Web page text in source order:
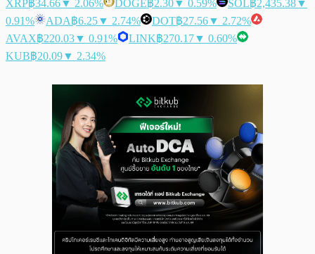
XRP฿34.66▼ 2.06% DOGE฿2.30▼ 0.59% SOL฿2,435.38▼
0.91%
ADA฿6.25▼ 2.74% DOT฿27.56▼ 2.72%
AVAX฿220.03▼ 0.91% LINK฿270.17▼ 0.60%
KUB฿20.09▼ 2.34%